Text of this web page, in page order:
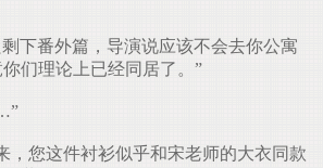
下番外篇，导演说应该不会去你公寓
们理论上已经同居了。”
，您这件衬衫似乎和宋老师的大衣同款